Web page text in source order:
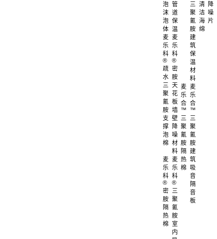
泡
沫
泡
体
管
道
保
温
麦
乐
科
®
疏
水
三
聚
氰
胺
支
撑
泡
棉
麦
乐
科
®
密
胺
天
花
板
墙
壁
降
噪
材
料
麦
乐
科
®
密
胺
隔
热
棉
麦
乐
科
®
三
聚
氰
胺
室
内
三
聚
氰
胺
建
筑
保
温
材
料
麦
乐
合
™
三
聚
氰
胺
隔
热
棉
麦
乐
合
™
三
聚
氰
胺
建
筑
吸
音
隔
音
板
清
洁
海
绵
降
噪
片